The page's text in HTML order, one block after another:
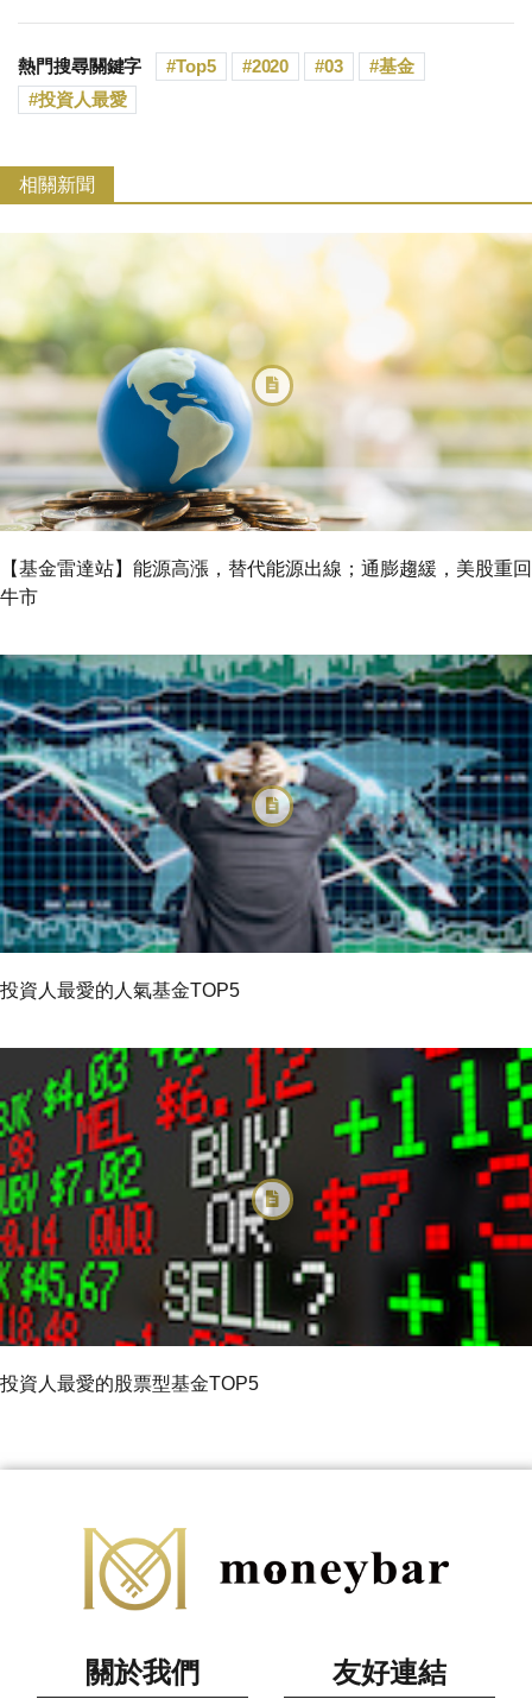
熱門搜尋關鍵字 Top5 2020 03
基金
投資人最愛
相關新聞
【基金雷達站】能源高漲，替代能源出線；通膨趨緩，美股重回
牛市
投資人最愛的人氣基金TOP5
投資人最愛的股票型基金TOP5
關於我們 友好連結